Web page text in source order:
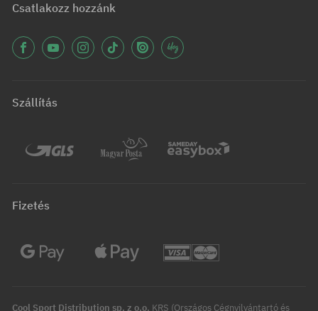
Csatlakozz hozzánk
Szállítás
Fizetés
Cool Sport Distribution sp. z o.o. KRS (Országos Cégnyilvántartó és